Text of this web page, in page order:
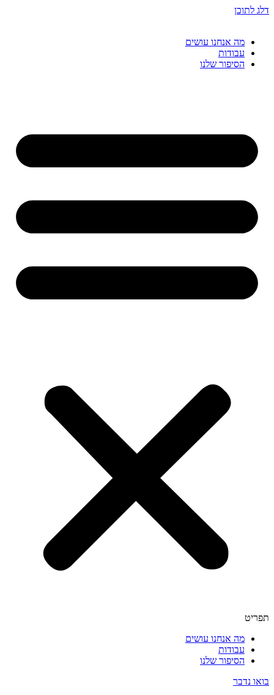
דלג לתוכן
מה אנחנו עושים
עבודות
הסיפור שלנו
תפריט
מה אנחנו עושים
עבודות
הסיפור שלנו
בואו נדבר